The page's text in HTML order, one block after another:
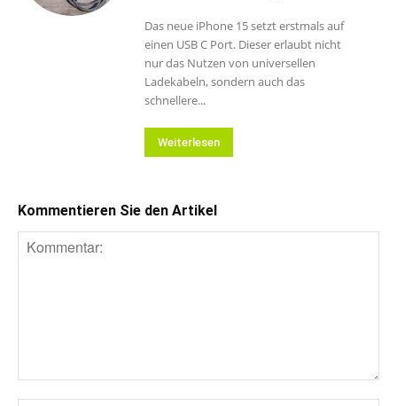
Das neue iPhone 15 setzt erstmals auf
einen USB C Port. Dieser erlaubt nicht
nur das Nutzen von universellen
Ladekabeln, sondern auch das
schnellere...
Weiterlesen
Kommentieren Sie den Artikel